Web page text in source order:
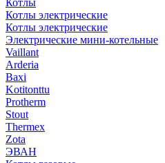
Котлы электрические
Котлы электрические
Электрические мини-котельные
Vaillant
Arderia
Baxi
Kotitonttu
Protherm
Stout
Thermex
Zota
ЭВАН